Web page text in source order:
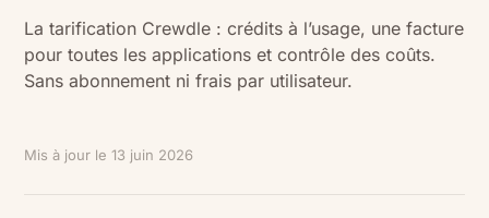
La tarification Crewdle : crédits à l’usage, une facture
pour toutes les applications et contrôle des coûts.
Sans abonnement ni frais par utilisateur.
Mis à jour le13 juin 2026